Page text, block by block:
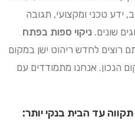
ידע טכני ומקצועי, תגובה
שונים. ניקוי ספות בפתח
רוצים לחדש ריהוט ישן במקום
הנכון. אנחנו מתמודדים עם
עד הבית בנקי יותר: